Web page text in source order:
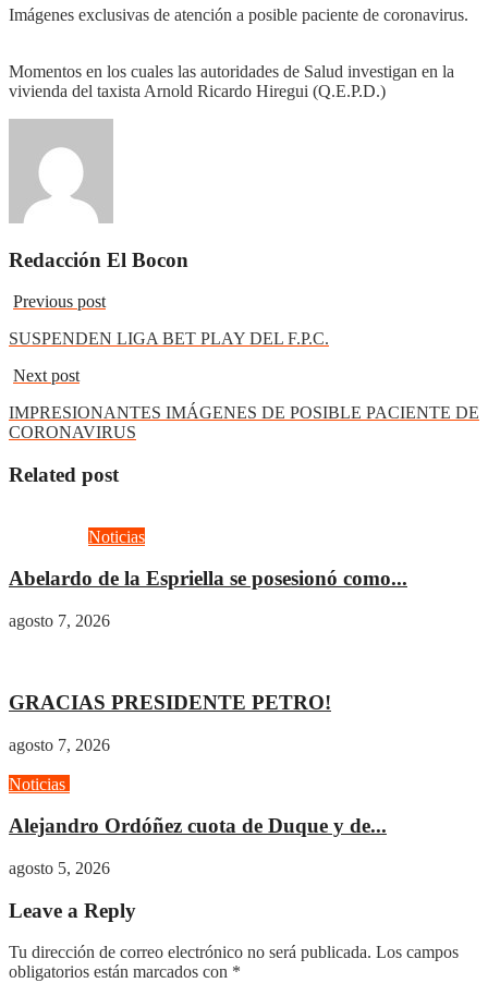
Imágenes exclusivas de atención a posible paciente de coronavirus.
Momentos en los cuales las autoridades de Salud investigan en la
vivienda del taxista Arnold Ricardo Hiregui (Q.E.P.D.)
Redacción El Bocon
Previous post
SUSPENDEN LIGA BET PLAY DEL F.P.C.
Next post
IMPRESIONANTES IMÁGENES DE POSIBLE PACIENTE DE
CORONAVIRUS
Related post
Noticias
Abelardo de la Espriella se posesionó como...
agosto 7, 2026
GRACIAS PRESIDENTE PETRO!
agosto 7, 2026
Noticias
Alejandro Ordóñez cuota de Duque y de...
agosto 5, 2026
Leave a Reply
Tu dirección de correo electrónico no será publicada. Los campos
obligatorios están marcados con *